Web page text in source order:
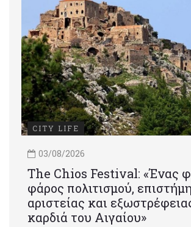
CITY LIFE
03/08/2026
Τhe Chios Festival: «Ένας
φάρος πολιτισμού,
αριστείας και
καρδιά του Αιγαίου»